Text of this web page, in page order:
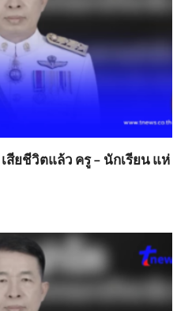
เสียชีวิตแล้ว ครู – นักเรียน แห่